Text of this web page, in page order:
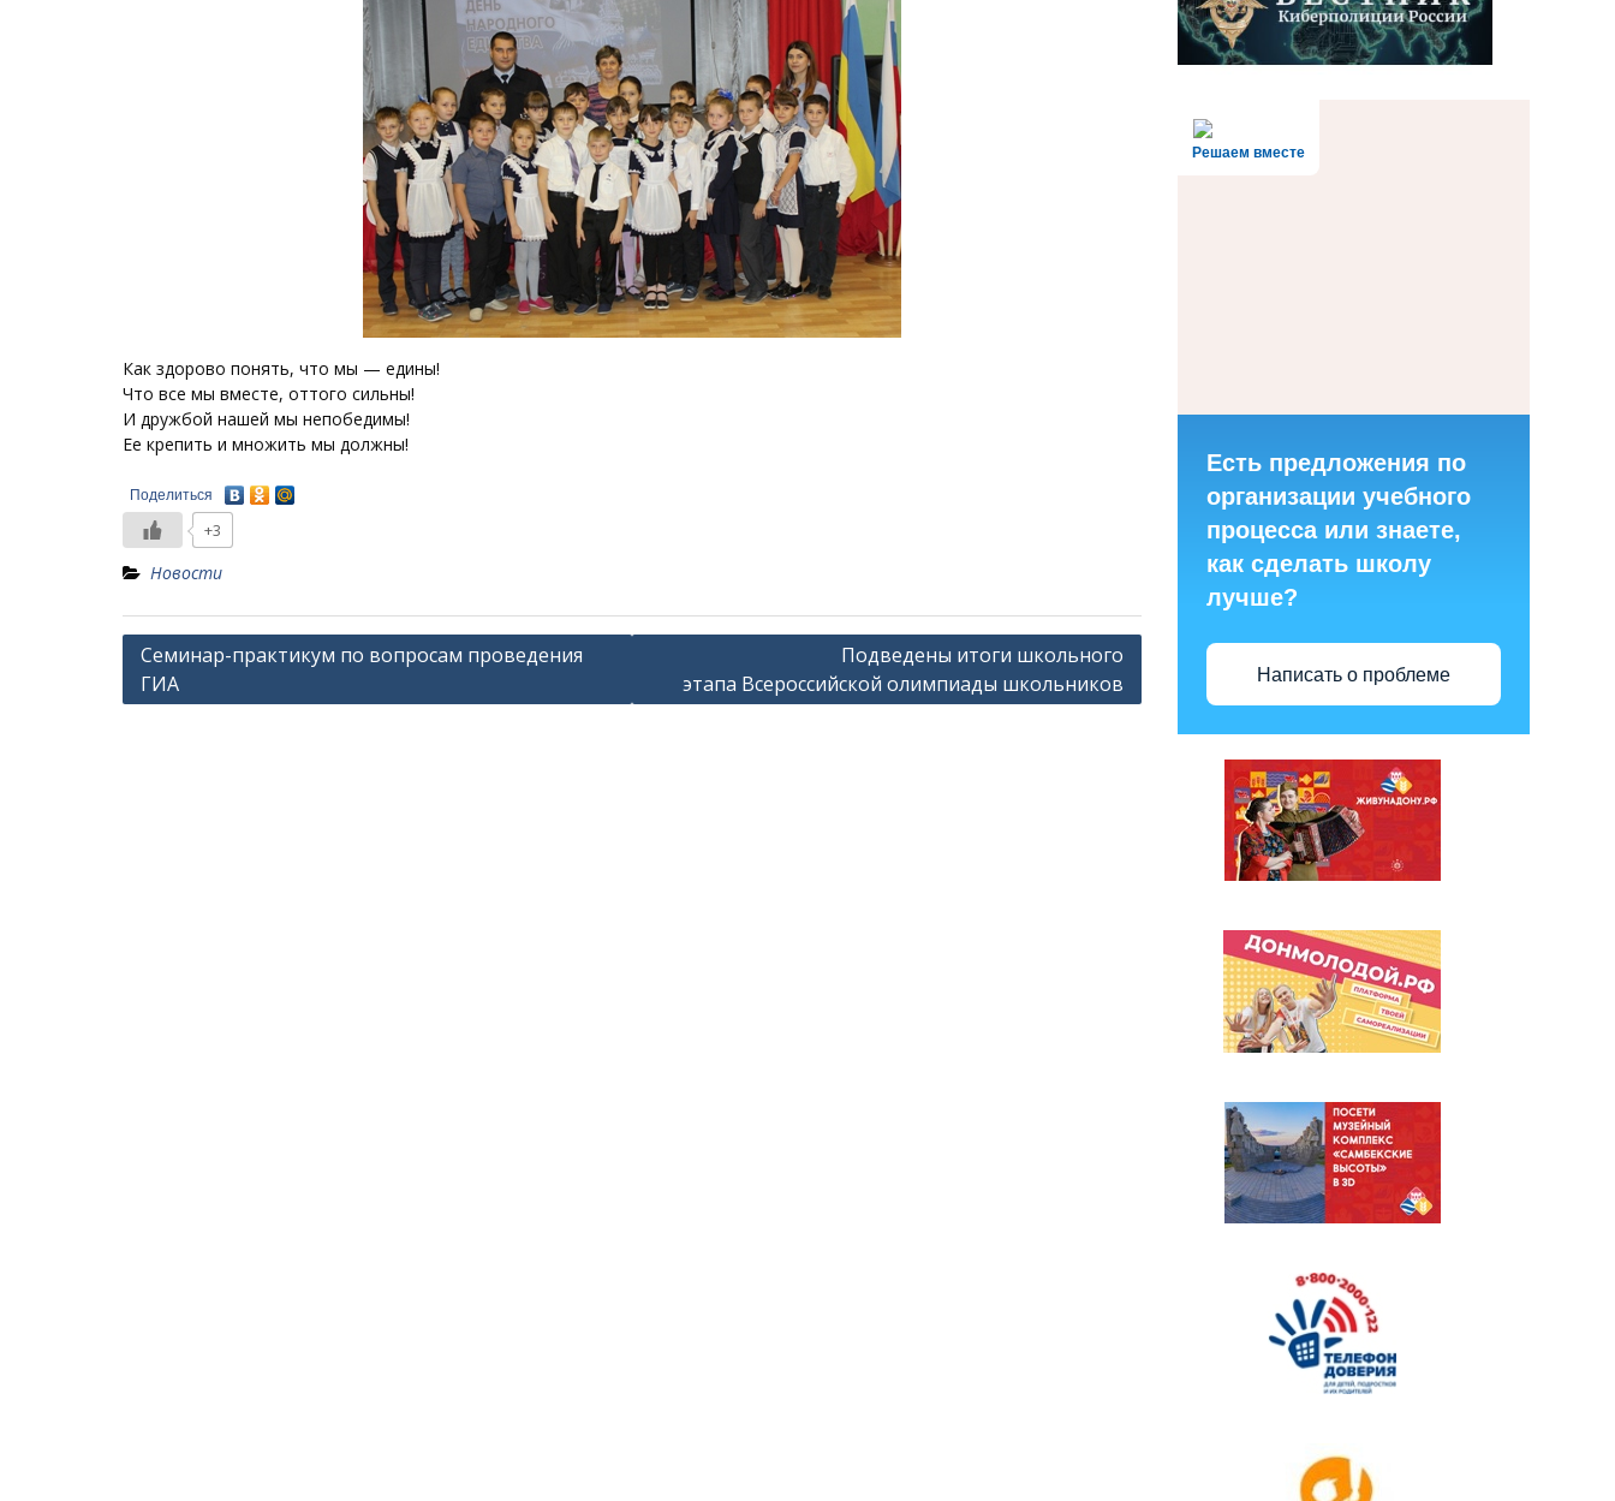
Как здорово понять, что мы — едины!
Что все мы вместе, оттого сильны!
И дружбой нашей мы непобедимы!
Ее крепить и множить мы должны!
Поделиться
+3
Новости
Навигация
по
Семинар-практикум по вопросам проведения
ГИА
Подведены итоги школьного
этапа Всероссийской олимпиады школьников
Решаем вместе
Есть предложения по
организации учебного
процесса или знаете,
как сделать школу
лучше?
Написать о проблеме